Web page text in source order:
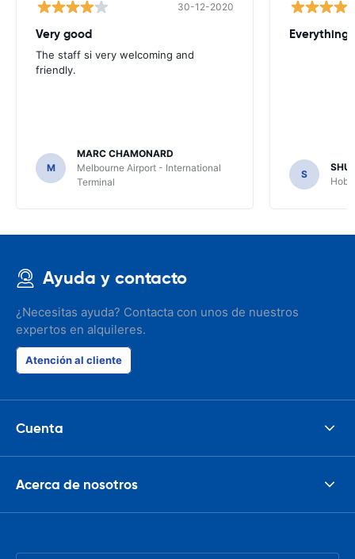
30-12-2020
Very good
The staff si very welcoming and
friendly.
M
MARC CHAMONARD
Melbourne Airport - International
Terminal
Everything
S
Ayuda y contacto
¿Necesitas ayuda? Contacta con unos de nuestros
expertos en alquileres.
Atención al cliente
Cuenta
Acerca de nosotros